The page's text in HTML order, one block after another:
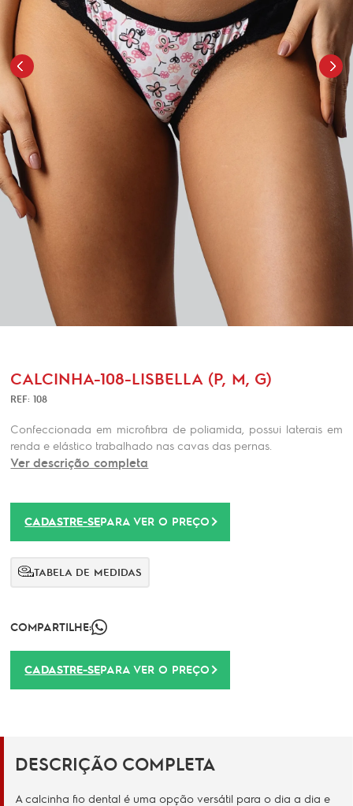
CALCINHA-108-LISBELLA (P, M, G)
REF: 108
Confeccionada em microfibra de poliamida, possui laterais em
renda e elástico trabalhado nas cavas das pernas.
Ver descrição completa
CADASTRE-SEPARA VER O PREÇO
TABELA DE MEDIDAS
COMPARTILHE:
CADASTRE-SEPARA VER O PREÇO
DESCRIÇÃO COMPLETA
A calcinha fio dental é uma opção versátil para o dia a dia e